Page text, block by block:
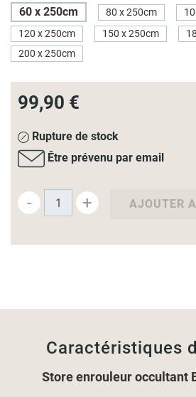
60 x 250cm 80 x 250cm
120 x 250cm
150 x 250cm
200 x 250cm
99,90 €
Rupture de stock
Être prévenu par email
- + AJOUTER
Caractéristiques
Store enrouleur occultant